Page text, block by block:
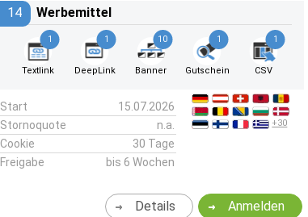
14 Werbemittel
1
Textlink
1
DeepLink
10
Banner
1
Gutschein
1
CSV
Start
15.07.2026
Stornoquote
n.a.
Cookie
30 Tage
Freigabe
bis 6 Wochen
+30
Anmelden
Details